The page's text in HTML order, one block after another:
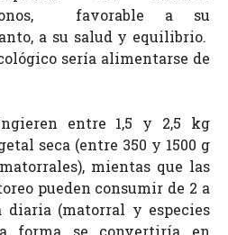
favorable a su
a su salud y equilibrio.
sería alimentarse de
entre 1,5 y 2,5 kg
seca (entre 350 y 1500 g
mientas que las
pueden consumir de 2 a
diaria (matorral y especies
forma se convertiría en